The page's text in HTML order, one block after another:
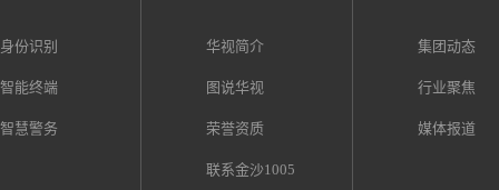
身份识别
智能终端
智慧警务
华视简介
图说华视
荣誉资质
联系金沙1005
集团动态
行业聚焦
媒体报道